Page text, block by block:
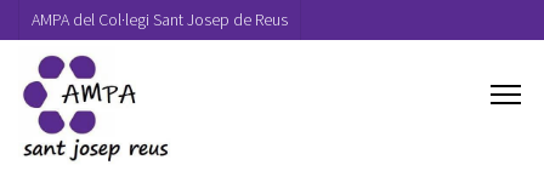
AMPA del Col·legi Sant Josep de Reus